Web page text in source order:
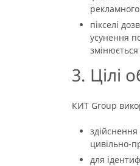
пікселі
усунення
3. Цілі
КИТ Group
цивільно-
для